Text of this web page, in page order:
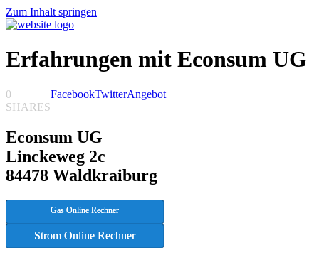
Zum Inhalt springen
Erfahrungen mit Econsum UG
0
SHARES
FacebookTwitterAngebot
Econsum UG
Linckeweg 2c
84478 Waldkraiburg
Gas Online Rechner
Strom Online Rechner